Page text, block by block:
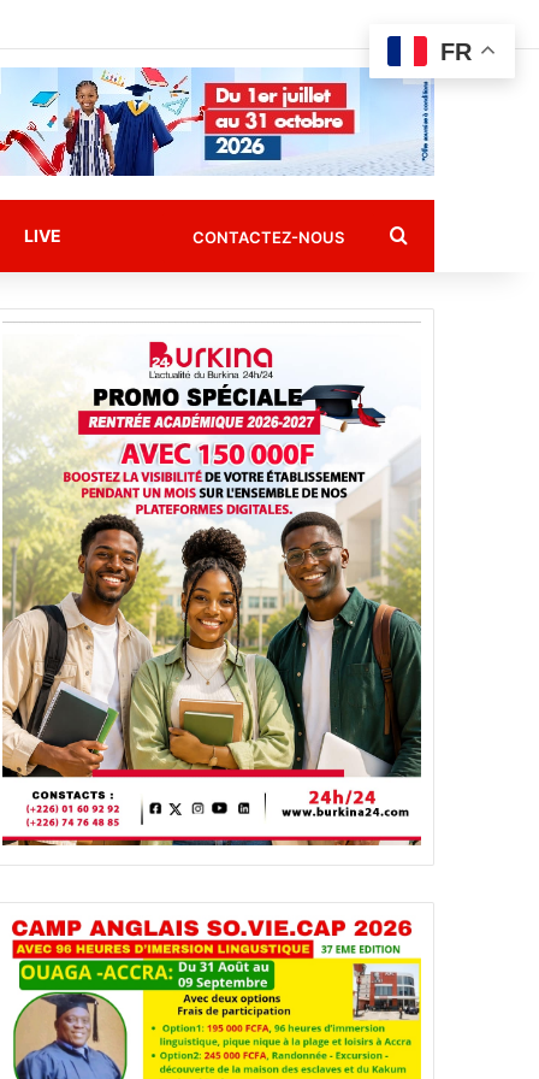
LIVE CONTACTEZ-NOUS Rechercher
FR